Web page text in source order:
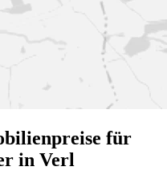
für
in Verl